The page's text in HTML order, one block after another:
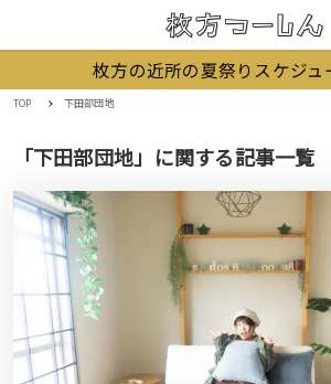
枚方の近所の夏祭りスケジュ
TOP 下田部団地
「下田部団地」に関する記事一覧